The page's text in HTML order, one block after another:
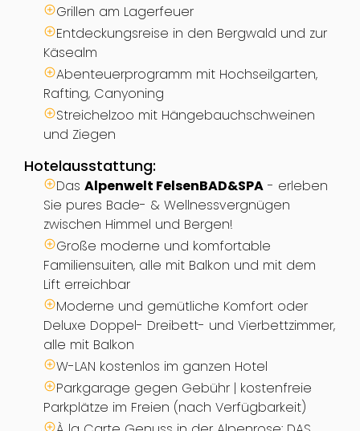
Grillen am Lagerfeuer
Entdeckungsreise in den Bergwald und zur
Käsealm
Abenteuerprogramm mit Hochseilgarten,
Rafting, Canyoning
Streichelzoo mit Hängebauchschweinen
und Ziegen
Hotelausstattung:
Das Alpenwelt FelsenBAD&SPA- erleben
Sie pures Bade- & Wellnessvergnügen
zwischen Himmel und Bergen!
Große moderne und komfortable
Familiensuiten, alle mit Balkon und mit dem
Lift erreichbar
Moderne und gemütliche Komfort oder
Deluxe Doppel- Dreibett- und Vierbettzimmer,
alle mit Balkon
W-LAN kostenlos im ganzen Hotel
Parkgarage gegen Gebühr | kostenfreie
Parkplätze im Freien (nach Verfügbarkeit)